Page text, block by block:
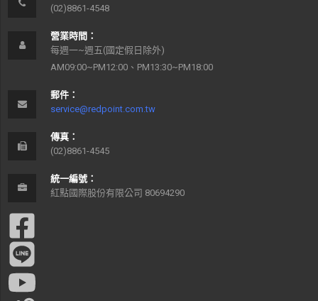
(02)8861-4548
營業時間：
每週一~週五(國定假日除外)
AM09:00~PM12:00、PM13:30~PM18:00
郵件：
service@redpoint.com.tw
傳真：
(02)8861-4545
統一編號：
紅點國際股份有限公司 80694290